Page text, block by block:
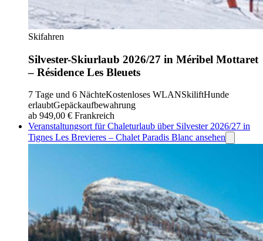
Skifahren
Silvester-Skiurlaub 2026/27 in Méribel Mottaret
– Résidence Les Bleuets
7 Tage und 6 NächteKostenloses WLANSkiliftHunde
erlaubtGepäckaufbewahrung
ab 949,00 € Frankreich
Veranstaltungsort für Chaleturlaub über Silvester 2026/27 in
Tignes Les Brevieres – Chalet Paradis Blanc ansehen